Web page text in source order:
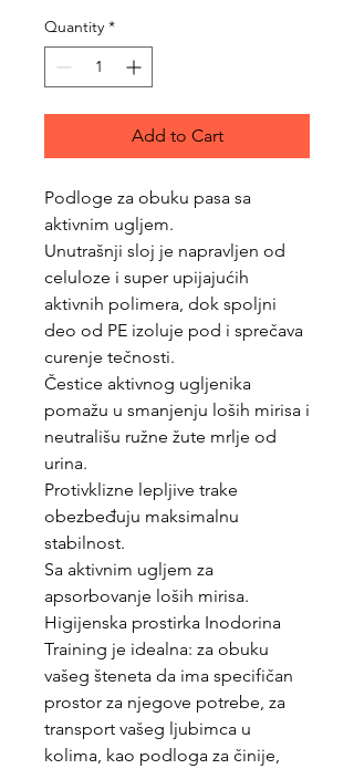
Quantity *
Add to Cart
Podloge za obuku pasa sa
aktivnim ugljem.
Unutrašnji sloj je napravljen od
celuloze i super upijajućih
aktivnih polimera, dok spoljni
deo od PE izoluje pod i sprečava
curenje tečnosti.
Čestice aktivnog ugljenika
pomažu u smanjenju loših mirisa i
neutrališu ružne žute mrlje od
urina.
Protivklizne lepljive trake
obezbeđuju maksimalnu
stabilnost.
Sa aktivnim ugljem za
apsorbovanje loših mirisa.
Higijenska prostirka Inodorina
Training je idealna: za obuku
vašeg šteneta da ima specifičan
prostor za njegove potrebe, za
transport vašeg ljubimca u
kolima, kao podloga za činije,